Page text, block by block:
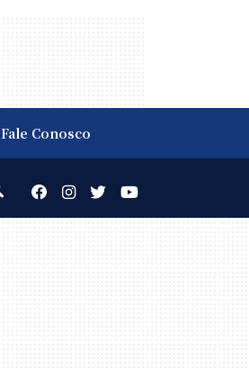
Fale Conosco